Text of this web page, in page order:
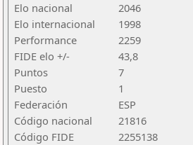
Elo nacional
2046
Elo internacional
1998
Performance
2259
FIDE elo +/-
43,8
Puntos
7
Puesto
1
Federación
ESP
Código nacional
21816
Código FIDE
2255138